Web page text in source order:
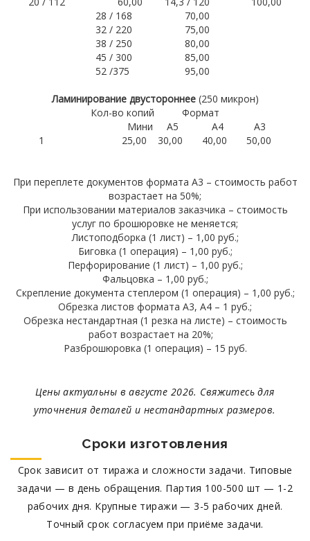
28 / 168
70,00
32 / 220
75,00
38 / 250
80,00
45 / 300 85,00
52 /375
95,00
Ламинирование двустороннее(250 микрон)
Кол-во копий
Формат
Мини А5
А4
А3
1
25,00 30,00 40,00 50,00
При переплете документов формата А3 – стоимость работ
возрастает на 50%;
При использовании материалов заказчика – стоимость
услуг по брошюровке не меняется;
Листоподборка (1 лист) – 1,00 руб.;
Биговка (1 операция) – 1,00 руб.;
Перфорирование (1 лист) – 1,00 руб.;
Фальцовка – 1,00 руб.;
Скрепление документа степлером (1 операция) – 1,00 руб.;
Обрезка листов формата А3, А4 – 1 руб.;
Обрезка нестандартная (1 резка на листе) – стоимость
работ возрастает на 20%;
Разброшюровка (1 операция) – 15 руб.
Цены актуальны в августе 2026. Свяжитесь для
уточнения деталей и нестандартных размеров.
Сроки изготовления
Срок зависит от тиража и сложности задачи. Типовые
задачи — в день обращения. Партия 100-500 шт — 1-2
рабочих дня. Крупные тиражи — 3-5 рабочих дней.
Точный срок согласуем при приёме задачи.